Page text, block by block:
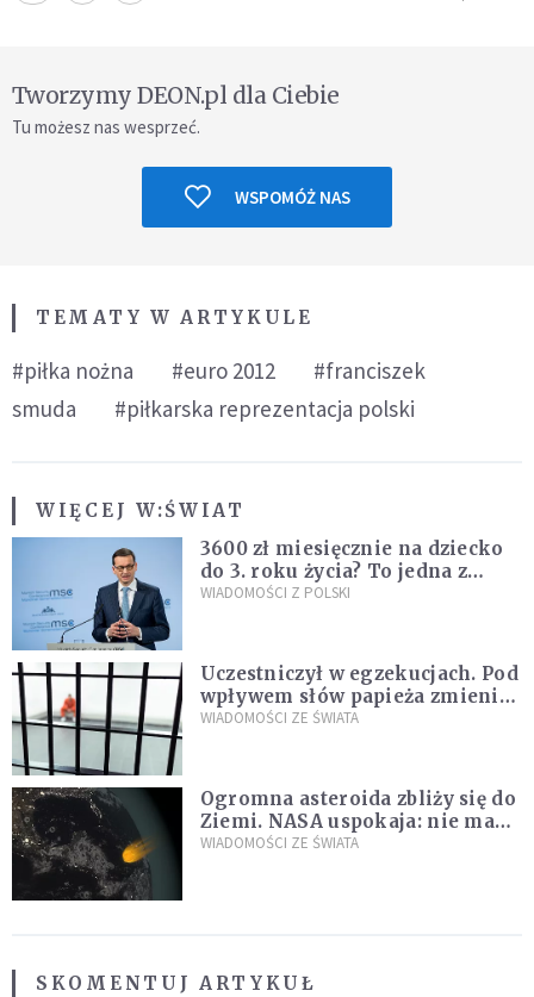
Tworzymy DEON.pl dla Ciebie
Tu możesz nas wesprzeć.
WSPOMÓŻ NAS
TEMATY W ARTYKULE
#piłka nożna #euro 2012
#franciszek
smuda
#piłkarska reprezentacja polski
WIĘCEJ W:ŚWIAT
3600 zł miesięcznie na dziecko
do 3. roku życia? To jedna z
propozycji programu "Rozwój
WIADOMOŚCI Z POLSKI
Uczestniczył w egzekucjach. Pod
wpływem słów papieża zmienił
zdanie
WIADOMOŚCI ZE ŚWIATA
Ogromna asteroida zbliży się do
Ziemi. NASA uspokaja: nie ma
zagrożenia
WIADOMOŚCI ZE ŚWIATA
SKOMENTUJ ARTYKUŁ